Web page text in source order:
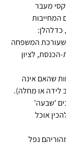
מעבר
המחייבות
כדלהלן:
שעורכת המשפחה
לציון
שהאם אינה
לידה או מחלה).
'שבעה'
אוכל
נפל